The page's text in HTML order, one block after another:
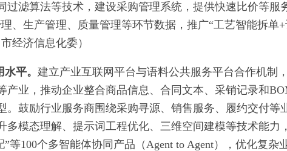
过滤算法等技术，建设采购管理系统，提供快速比价等服
、生产管理、质量管理等环节数据，推广“工艺智能拆单
经济信息化委）
平。 建立产业互联网平台与语料公共服务平台合作机制
产业，推动企业整合商品信息、合同文本、采销记录和
。鼓励行业服务商围绕采购寻源、销售服务、履约交付等
多模态理解、提示词工程优化、三维空间建模等技术能力
”等100个多智能体协同产品（Agent to Agent），优化复杂